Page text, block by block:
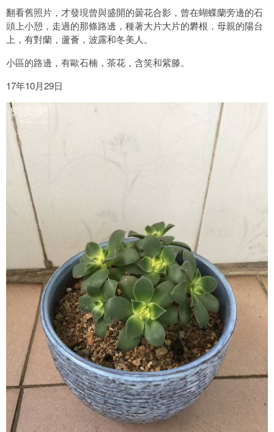
翻看舊照片，才發現曾與盛開的曇花合影，曾在蝴蝶蘭旁邊的石
頭上小憩，走過的那條路邊，種著大片大片的礬根，母親的陽台
上，有對蘭，蘆薈，波露和冬美人。
小區的路邊，有歐石楠，茶花，含笑和紫滕。
17年10月29日